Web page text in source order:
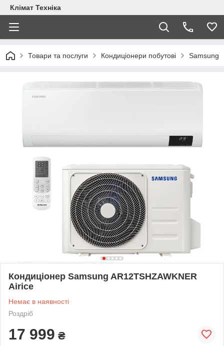
Клімат Техніка
Товари та послуги Кондиціонери побутові Samsung
Кондиціонер Samsung AR12TSHZAWKNER
Airice
Немає в наявності
Роздріб
17 999 ₴